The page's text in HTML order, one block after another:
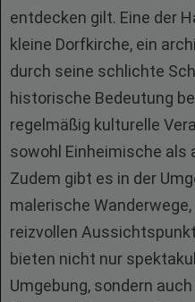
entdecken gilt. Eine der
kleine Dorfkirche, ein
durch seine schlichte
historische Bedeutung
regelmäßig kulturelle
sowohl Einheimische als
Zudem gibt es in der
malerische
reizvollen
bieten nicht nur
Umgebung, sondern